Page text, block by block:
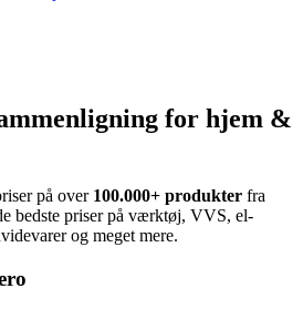
for hjem &
på over 100.000+ produkter fra
bedste priser på værktøj, VVS, el-
og meget mere.